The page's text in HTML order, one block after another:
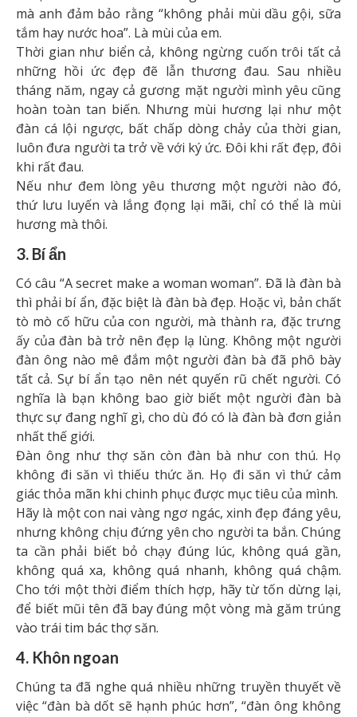
mà anh đảm bảo rằng “không phải mùi dầu gội, sữa
tắm hay nước hoa”. Là mùi của em.
Thời gian như biển cả, không ngừng cuốn trôi tất cả
những hồi ức đẹp đẽ lẫn thương đau. Sau nhiều
tháng năm, ngay cả gương mặt người mình yêu cũng
hoàn toàn tan biến. Nhưng mùi hương lại như một
đàn cá lội ngược, bất chấp dòng chảy của thời gian,
luôn đưa người ta trở về với ký ức. Đôi khi rất đẹp, đôi
khi rất đau.
Nếu như đem lòng yêu thương một người nào đó,
thứ lưu luyến và lắng đọng lại mãi, chỉ có thể là mùi
hương mà thôi.
3. Bí ẩn
Có câu “A secret make a woman woman”. Đã là đàn bà
thì phải bí ẩn, đặc biệt là đàn bà đẹp. Hoặc vì, bản chất
tò mò cố hữu của con người, mà thành ra, đặc trưng
ấy của đàn bà trở nên đẹp lạ lùng. Không một người
đàn ông nào mê đắm một người đàn bà đã phô bày
tất cả. Sự bí ẩn tạo nên nét quyến rũ chết người. Có
nghĩa là bạn không bao giờ biết một người đàn bà
thực sự đang nghĩ gì, cho dù đó có là đàn bà đơn giản
nhất thế giới.
Đàn ông như thợ săn còn đàn bà như con thú. Họ
không đi săn vì thiếu thức ăn. Họ đi săn vì thứ cảm
giác thỏa mãn khi chinh phục được mục tiêu của mình.
Hãy là một con nai vàng ngơ ngác, xinh đẹp đáng yêu,
nhưng không chịu đứng yên cho người ta bắn. Chúng
ta cần phải biết bỏ chạy đúng lúc, không quá gần,
không quá xa, không quá nhanh, không quá chậm.
Cho tới một thời điểm thích hợp, hãy từ tốn dừng lại,
để biết mũi tên đã bay đúng một vòng mà găm trúng
vào trái tim bác thợ săn.
4. Khôn ngoan
Chúng ta đã nghe quá nhiều những truyền thuyết về
việc “đàn bà dốt sẽ hạnh phúc hơn”, “đàn ông không